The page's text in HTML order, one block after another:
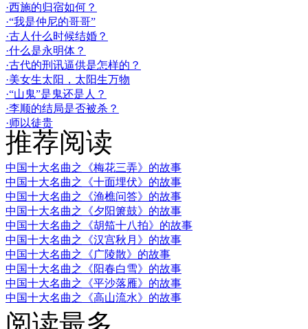
·西施的归宿如何？
·“我是仲尼的哥哥”
·古人什么时候结婚？
·什么是永明体？
·古代的刑讯逼供是怎样的？
·美女生太阳，太阳生万物
·“山鬼”是鬼还是人？
·李顺的结局是否被杀？
·师以徒贵
推荐阅读
中国十大名曲之《梅花三弄》的故事
中国十大名曲之《十面埋伏》的故事
中国十大名曲之《渔樵问答》的故事
中国十大名曲之《夕阳箫鼓》的故事
中国十大名曲之《胡笳十八拍》的故事
中国十大名曲之《汉宫秋月》的故事
中国十大名曲之《广陵散》的故事
中国十大名曲之《阳春白雪》的故事
中国十大名曲之《平沙落雁》的故事
中国十大名曲之《高山流水》的故事